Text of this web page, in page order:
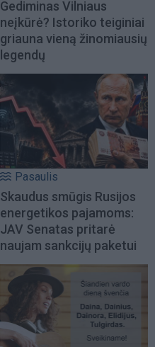
Gediminas Vilniaus
neįkūrė? Istoriko teiginiai
griauna vieną žinomiausių
legendų
Pasaulis
Skaudus smūgis Rusijos
energetikos pajamoms:
JAV Senatas pritarė
naujam sankcijų paketui